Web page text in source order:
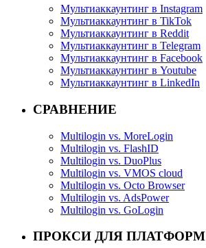
Мультиаккаунтинг в Instagram
Мультиаккаунтинг в TikTok
Мультиаккаунтинг в Reddit
Мультиаккаунтинг в Telegram
Мультиаккаунтинг в Facebook
Мультиаккаунтинг в Youtube
Мультиаккаунтинг в LinkedIn
СРАВНЕНИЕ
Multilogin vs. MoreLogin
Multilogin vs. FlashID
Multilogin vs. DuoPlus
Multilogin vs. VMOS cloud
Multilogin vs. Octo Browser
Multilogin vs. AdsPower
Multilogin vs. GoLogin
ПРОКСИ ДЛЯ ПЛАТФОРМ